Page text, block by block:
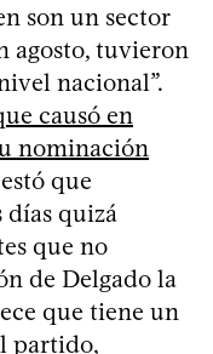
son un sector
agosto, tuvieron
nacional”.
causó en
nominación
que
días quizá
que no
de Delgado la
que tiene un
partido,